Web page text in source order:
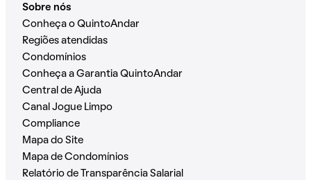
Sobre nós
Conheça o QuintoAndar
Regiões atendidas
Condomínios
Conheça a Garantia QuintoAndar
Central de Ajuda
Canal Jogue Limpo
Compliance
Mapa do Site
Mapa de Condomínios
Relatório de Transparência Salarial